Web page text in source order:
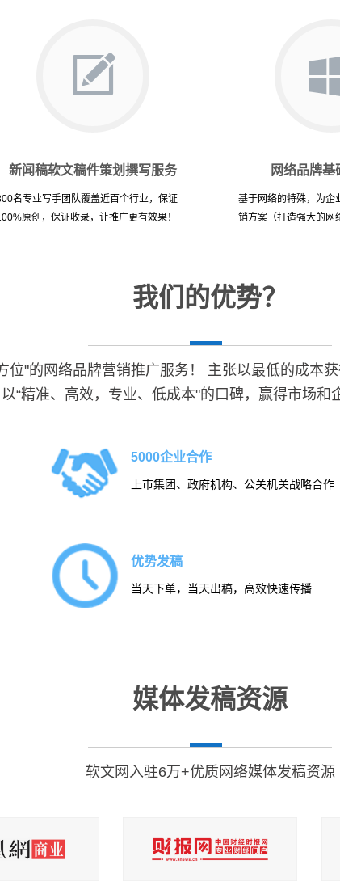
新闻稿软文稿件策划撰写服务
名专业写手团队覆盖近百个行业，保证
原创，保证收录，让推广更有效果！
网络品牌基
基于网络的特殊，为企
销方案（打造强大的网
我们的优势？
位"的网络品牌营销推广服务！ 主张以最低的成本
以“精准、高效，专业、低成本"的口碑，赢得市场和
5000企业合作
上市集团、政府机构、公关机关战略合作
优势发稿
当天下单，当天出稿，高效快速传播
媒体发稿资源
软文网入驻6万+优质网络媒体发稿资源